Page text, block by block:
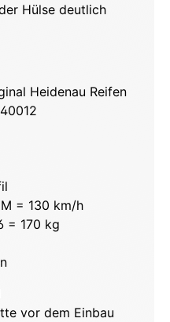
Hülse deutlich
Heidenau Reifen
= 130 km/h
= 170 kg
vor dem Einbau